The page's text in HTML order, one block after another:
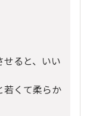
ると、いい
若くて柔らか